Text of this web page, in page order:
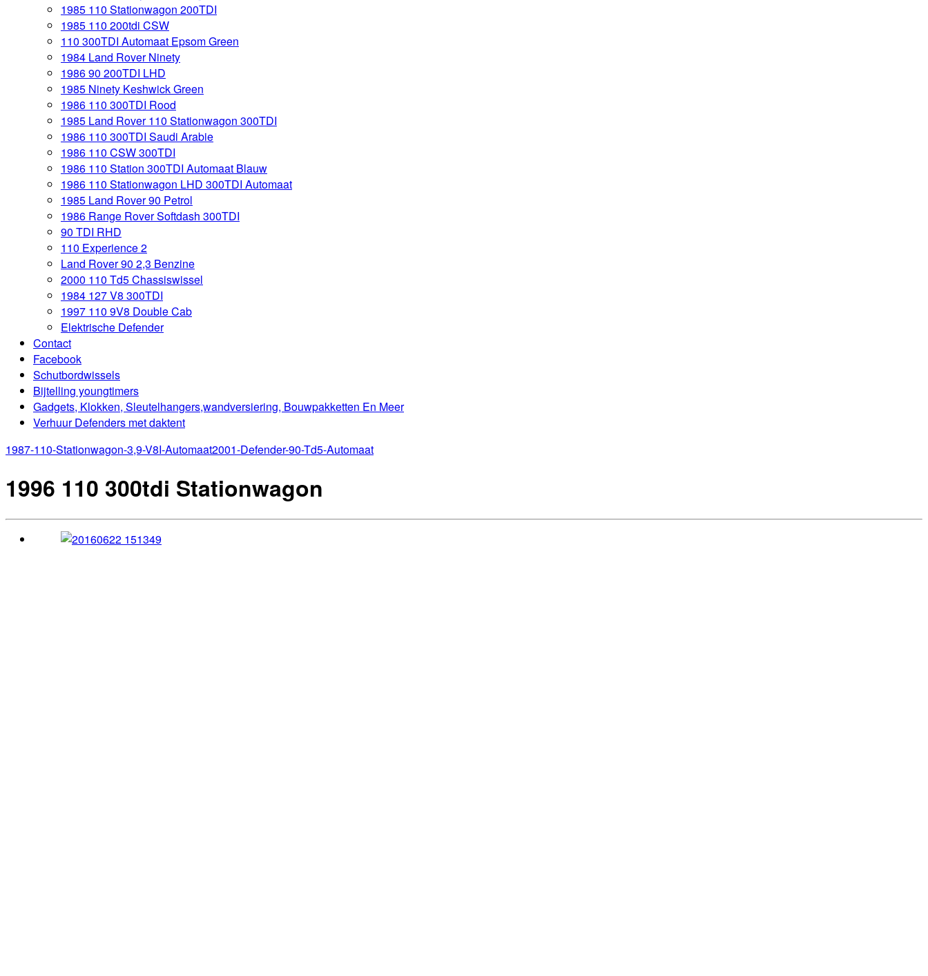
1985 110 Stationwagon 200TDI
1985 110 200tdi CSW
110 300TDI Automaat Epsom Green
1984 Land Rover Ninety
1986 90 200TDI LHD
1985 Ninety Keshwick Green
1986 110 300TDI Rood
1985 Land Rover 110 Stationwagon 300TDI
1986 110 300TDI Saudi Arabie
1986 110 CSW 300TDI
1986 110 Station 300TDI Automaat Blauw
1986 110 Stationwagon LHD 300TDI Automaat
1985 Land Rover 90 Petrol
1986 Range Rover Softdash 300TDI
90 TDI RHD
110 Experience 2
Land Rover 90 2,3 Benzine
2000 110 Td5 Chassiswissel
1984 127 V8 300TDI
1997 110 9V8 Double Cab
Elektrische Defender
Contact
Facebook
Schutbordwissels
Bijtelling youngtimers
Gadgets, Klokken, Sleutelhangers,wandversiering, Bouwpakketten En Meer
Verhuur Defenders met daktent
1987-110-Stationwagon-3,9-V8I-Automaat2001-Defender-90-Td5-Automaat
1996 110 300tdi Stationwagon